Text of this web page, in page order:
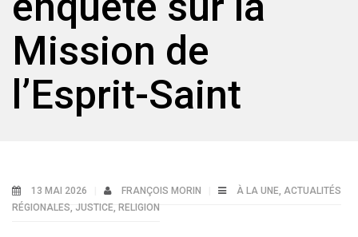
Mission de
l’Esprit-Saint
13 MAI 2026 FRANÇOIS MORIN À LA UNE, ACTUALITÉS
RÉGIONALES, JUSTICE, RELIGION